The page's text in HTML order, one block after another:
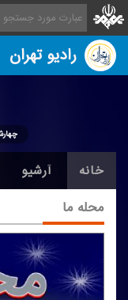
رادیو تهران
چهارشنبه
خانه آرشیو
محله ما